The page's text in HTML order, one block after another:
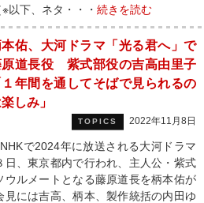
以下、ネタ・・・ 続きを読む
佑、大河ドラマ「光る君へ」で
原道長役 紫式部役の吉高由里子
１年間を通してそばで見られるの
しみ」
TOPICS 2022年11月8日
で2024年に放送される大河ドラマ
日、東京都内で行われ、主人公・紫式
ルメートとなる藤原道長を柄本佑が
には吉高、柄本、製作統括の内田ゆ